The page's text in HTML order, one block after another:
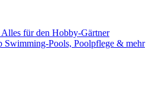
Alles für den Hobby-Gärtner
Swimming-Pools, Poolpflege & mehr